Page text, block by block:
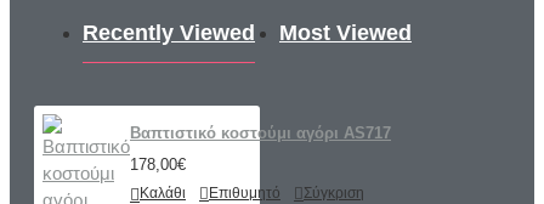
Recently Viewed Most Viewed
Βαπτιστικό κοστούμι αγόρι AS717
178,00€
Καλάθι Επιθυμητό Σύγκριση